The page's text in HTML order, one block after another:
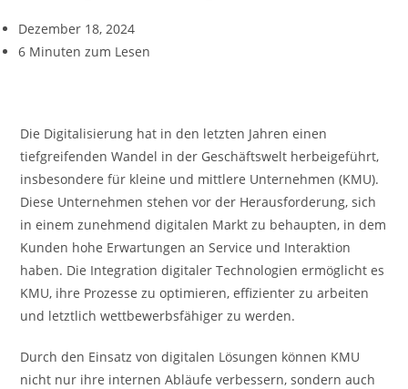
Dezember 18, 2024
6 Minuten zum Lesen
Die Digitalisierung hat in den letzten Jahren einen
tiefgreifenden Wandel in der Geschäftswelt herbeigeführt,
insbesondere für kleine und mittlere Unternehmen (KMU).
Diese Unternehmen stehen vor der Herausforderung, sich
in einem zunehmend digitalen Markt zu behaupten, in dem
Kunden hohe Erwartungen an Service und Interaktion
haben. Die Integration digitaler Technologien ermöglicht es
KMU, ihre Prozesse zu optimieren, effizienter zu arbeiten
und letztlich wettbewerbsfähiger zu werden.
Durch den Einsatz von digitalen Lösungen können KMU
nicht nur ihre internen Abläufe verbessern, sondern auch